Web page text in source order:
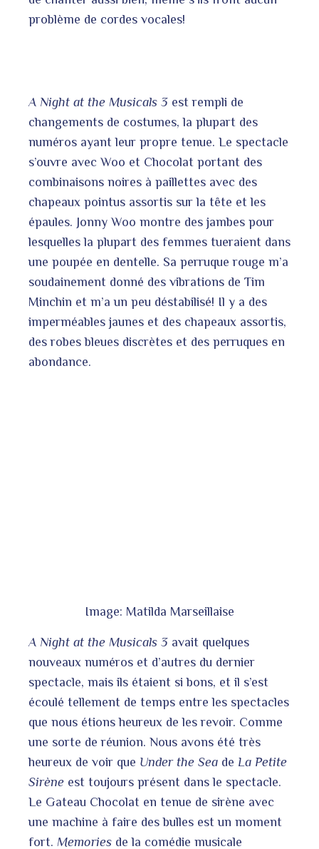
problème de cordes vocales!
A Night at the Musicals 3 est rempli de
changements de costumes, la plupart des
numéros ayant leur propre tenue. Le spectacle
s’ouvre avec Woo et Chocolat portant des
combinaisons noires à paillettes avec des
chapeaux pointus assortis sur la tête et les
épaules. Jonny Woo montre des jambes pour
lesquelles la plupart des femmes tueraient dans
une poupée en dentelle. Sa perruque rouge m’a
soudainement donné des vibrations de Tim
Minchin et m’a un peu déstabilisé! Il y a des
imperméables jaunes et des chapeaux assortis,
des robes bleues discrètes et des perruques en
abondance.
Image: Matilda Marseillaise
A Night at the Musicals 3 avait quelques
nouveaux numéros et d’autres du dernier
spectacle, mais ils étaient si bons, et il s’est
écoulé tellement de temps entre les spectacles
que nous étions heureux de les revoir. Comme
une sorte de réunion. Nous avons été très
heureux de voir que Under the Sea de La Petite
Sirène est toujours présent dans le spectacle.
Le Gateau Chocolat en tenue de sirène avec
une machine à faire des bulles est un moment
fort. Memories de la comédie musicale